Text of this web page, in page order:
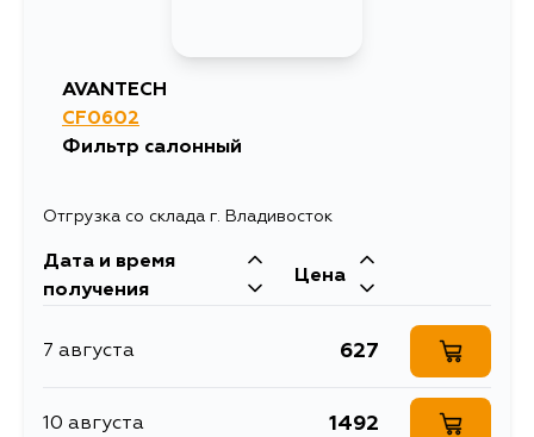
AVANTECH
CF0602
Фильтр салонный
Отгрузка со склада г. Владивосток
Дата и время
получения
Цена
7 августа 627
10 августа 1492